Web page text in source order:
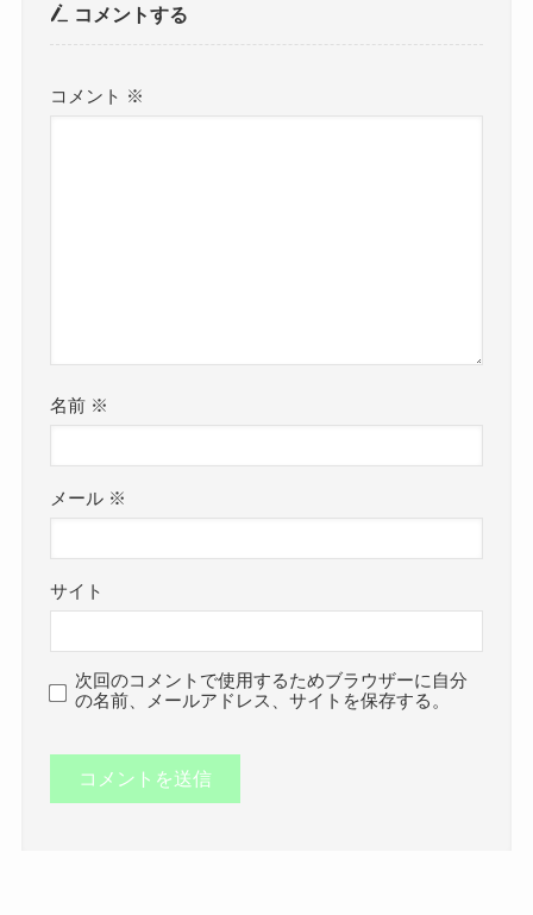
コメントする
コメント ※
名前 ※
メール ※
サイト
次回のコメントで使用するためブラウザーに自分
の名前、メールアドレス、サイトを保存する。